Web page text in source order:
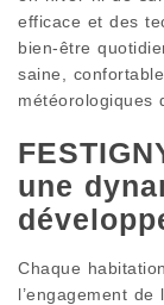
efficace et des
bien-être
saine,
météorologiques
une
Chaque
l’engagement